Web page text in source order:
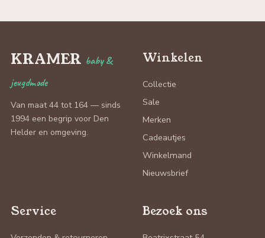
KRAMER baby &
jeugdmode
Van maat 44 tot 164 — sinds
1994 een begrip voor Den
Helder en omgeving.
Winkelen
Collectie
Sale
Merken
Cadeautjes
Winkelmand
Nieuwsbrief
Service Bezoek ons